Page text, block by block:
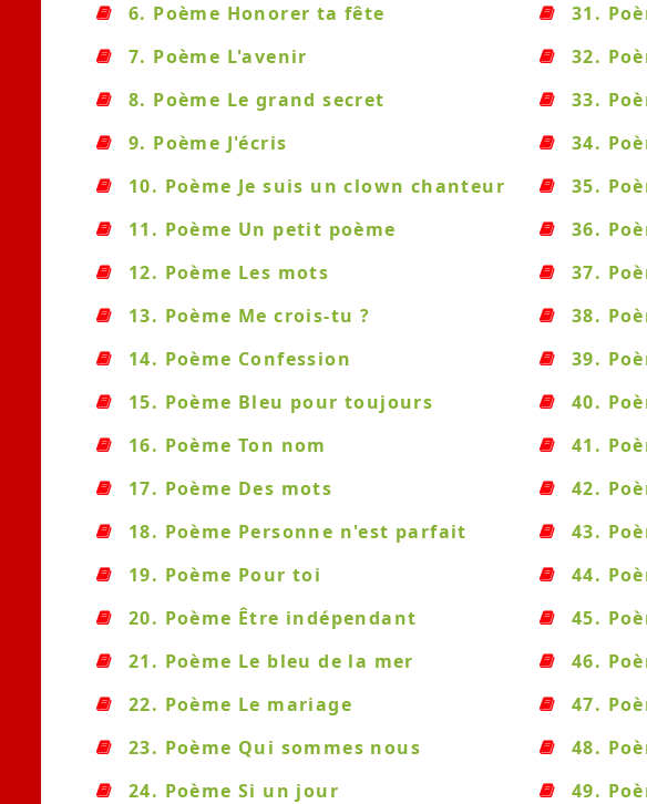
6. Poème Honorer ta fête
7. Poème L'avenir
8. Poème Le grand secret
9. Poème J'écris
10. Poème Je suis un clown chanteur
11. Poème Un petit poème
12. Poème Les mots
13. Poème Me crois-tu ?
14. Poème Confession
15. Poème Bleu pour toujours
16. Poème Ton nom
17. Poème Des mots
18. Poème Personne n'est parfait
19. Poème Pour toi
20. Poème Être indépendant
21. Poème Le bleu de la mer
22. Poème Le mariage
23. Poème Qui sommes nous
24. Poème Si un jour
31.
32.
33.
34.
35.
36.
37.
38.
39.
40.
41.
42.
43.
44.
45.
46.
47.
48.
49.